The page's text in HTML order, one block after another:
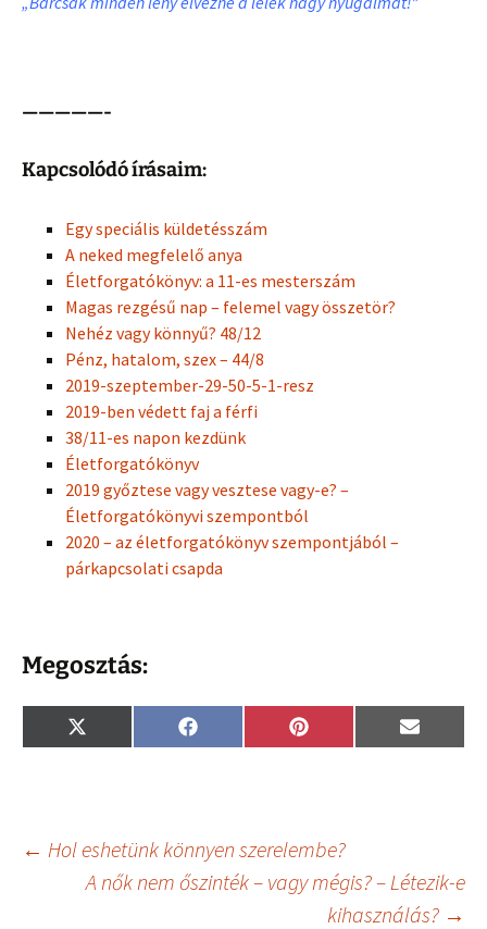
—————-
Kapcsolódó írásaim:
Egy speciális küldetésszám
A neked megfelelő anya
Életforgatókönyv: a 11-es mesterszám
Magas rezgésű nap – felemel vagy összetör?
Nehéz vagy könnyű? 48/12
Pénz, hatalom, szex – 44/8
2019-szeptember-29-50-5-1-resz
2019-ben védett faj a férfi
38/11-es napon kezdünk
Életforgatókönyv
2019 győztese vagy vesztese vagy-e? –
Életforgatókönyvi szempontból
2020 – az életforgatókönyv szempontjából –
párkapcsolati csapda
Megosztás:
Share
on
X
(
e
r
)
Share
on
F
a
k
Share
on
P
i
s
t
Share
on
E
m
Bejegyzés
← Hol eshetünk könnyen szerelembe?
A nők nem őszinték – vagy mégis? – Létezik-e
kihasználás? →